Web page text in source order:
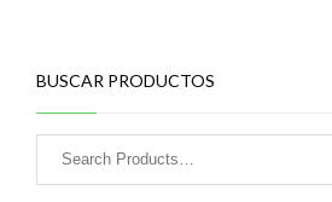
BUSCAR PRODUCTOS